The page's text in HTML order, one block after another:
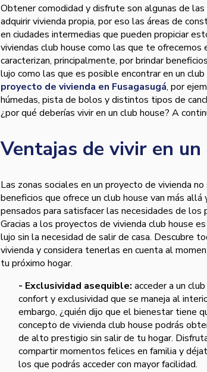
Obtener comodidad y disfrute son algunas de
adquirir vivienda propia, por eso las áreas de
en ciudades intermedias que pueden propiciar
viviendas club house como las que te ofrecemos
caracterizan, principalmente, por brindar
lujo como las que es posible encontrar en un
proyecto de vivienda en Fusagasugá, por
húmedas, pista de bolos y distintos tipos de
¿por qué deberías vivir en un club house? A
Ventajas de vivir en
Las zonas sociales en un proyecto de vivienda
beneficios que ofrece un club house van más
pensados para satisfacer las necesidades de
Gracias a los proyectos de vivienda club house
lujo sin la necesidad de salir de casa. Descubre
vivienda y considera tenerlas en cuenta al
tu próximo hogar.
- Exclusividad asequible: acceder a un
confort y exclusividad que se maneja al
embargo, ¿quién dijo que el bienestar tiene
concepto de vivienda club house podrás
de alto prestigio sin salir de tu hogar.
compartir momentos felices en familia y
los que podrás acceder con mayor facilidad.